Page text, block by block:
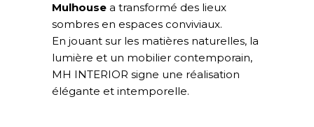
Mulhouse a transformé des lieux
sombres en espaces conviviaux.
En jouant sur les matières naturelles, la
lumière et un mobilier contemporain,
MH INTERIOR signe une réalisation
élégante et intemporelle.